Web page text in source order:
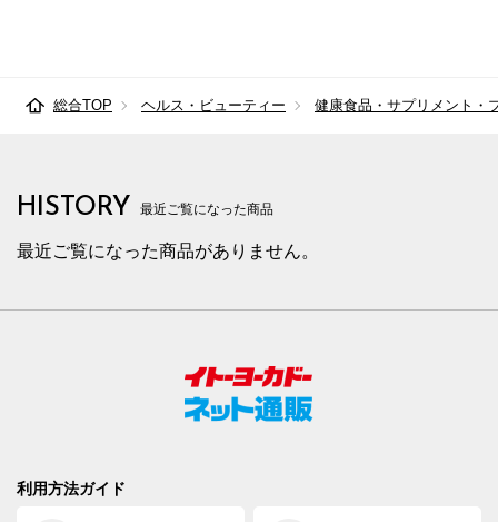
総合TOP ヘルス・ビューティー 健康食品・サプリメント・
HISTORY 最近ご覧になった商品
最近ご覧になった商品がありません。
利用方法ガイド